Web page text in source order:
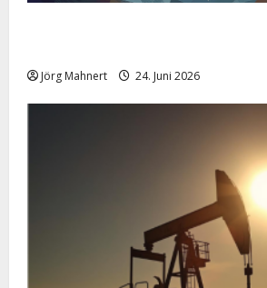
Jörg Mahnert 24. Juni 2026